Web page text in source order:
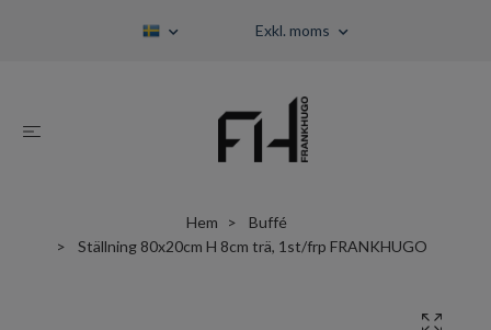
Exkl. moms
Hem
Buffé
Ställning 80x20cm H 8cm trä, 1st/frp FRANKHUGO